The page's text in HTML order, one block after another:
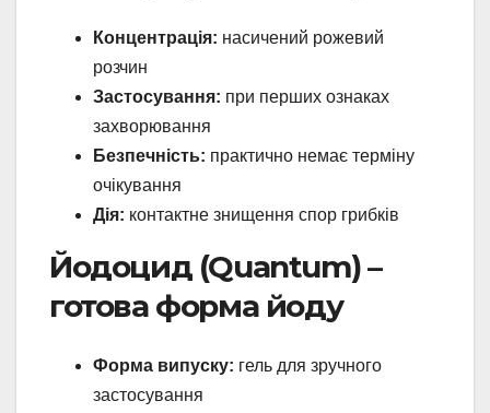
Концентрація: насичений рожевий
розчин
Застосування: при перших ознаках
захворювання
Безпечність: практично немає терміну
очікування
Дія: контактне знищення спор грибків
Йодоцид (Quantum) –
готова форма йоду
Форма випуску: гель для зручного
застосування